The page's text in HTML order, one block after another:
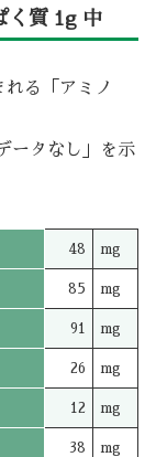
く質 1g 中
る「アミノ
タなし」を示
48 mg
85 mg
91 mg
26 mg
12 mg
38 mg